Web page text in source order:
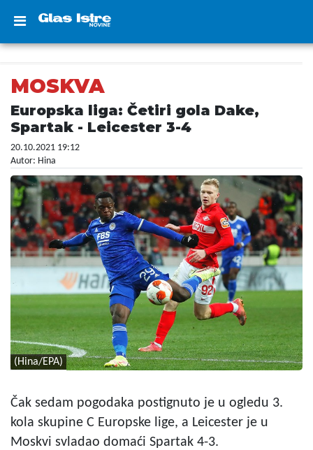
MOSKVA
Europska liga: Četiri gola Dake,
Spartak - Leicester 3-4
20.10.2021 19:12
Autor: Hina
(Hina/EPA)
Čak sedam pogodaka postignuto je u ogledu 3.
kola skupine C Europske lige, a Leicester je u
Moskvi svladao domaći Spartak 4-3.